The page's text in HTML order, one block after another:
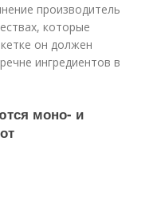
производитель
которые
он должен
ингредиентов в
моно- и